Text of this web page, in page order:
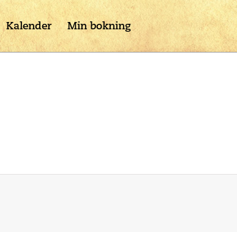
Kalender Min bokning